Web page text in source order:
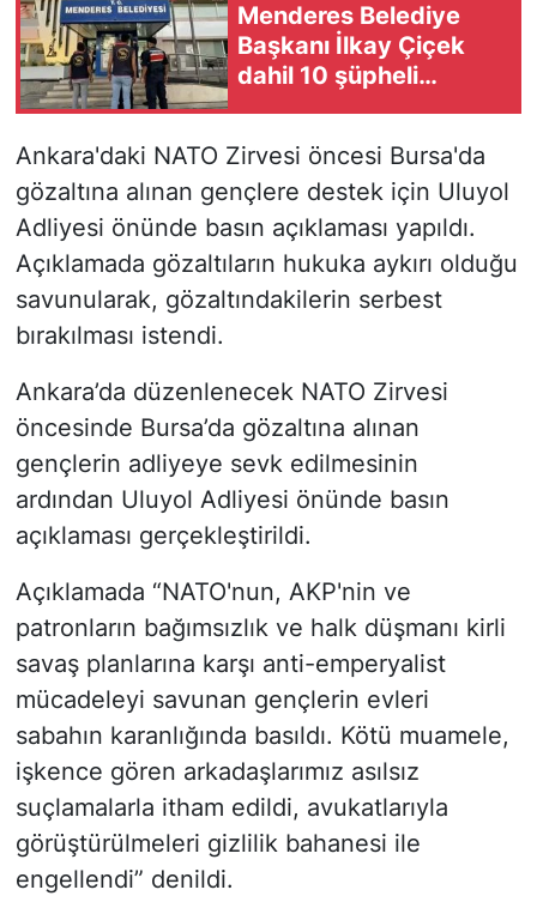
Menderes Belediye
Başkanı İlkay Çiçek
dahil 10 şüpheli
Ankara'daki NATO Zirvesi öncesi Bursa'da
gözaltına alınan gençlere destek için Uluyol
Adliyesi önünde basın açıklaması yapıldı.
Açıklamada gözaltıların hukuka aykırı olduğu
savunularak, gözaltındakilerin serbest
bırakılması istendi.
Ankara’da düzenlenecek NATO Zirvesi
öncesinde Bursa’da gözaltına alınan
gençlerin adliyeye sevk edilmesinin
ardından Uluyol Adliyesi önünde basın
açıklaması gerçekleştirildi.
Açıklamada “NATO'nun, AKP'nin ve
patronların bağımsızlık ve halk düşmanı kirli
savaş planlarına karşı anti-emperyalist
mücadeleyi savunan gençlerin evleri
sabahın karanlığında basıldı. Kötü muamele,
işkence gören arkadaşlarımız asılsız
suçlamalarla itham edildi, avukatlarıyla
görüştürülmeleri gizlilik bahanesi ile
engellendi” denildi.